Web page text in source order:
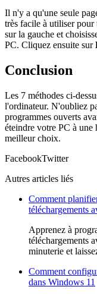
Il n'y a qu'une seule
très facile à utiliser pour
sur la gauche et
PC. Cliquez ensuite sur
Conclusion
Les 7 méthodes ci-
l'ordinateur. N'oubliez
programmes ouverts
éteindre votre PC à une
meilleur choix.
FacebookTwitter
Autres articles liés
Comment
téléchargements
Apprenez à
téléchargements
minuterie et
Comment
dans Windows 11